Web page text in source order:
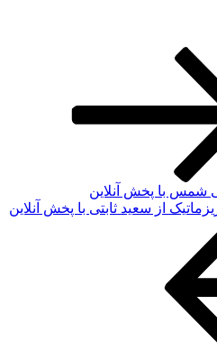
شمس با پخش آنلاین
از سعید ثابتی با پخش آنلاین